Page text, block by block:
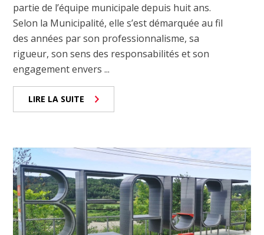
partie de l’équipe municipale depuis huit ans.
Selon la Municipalité, elle s’est démarquée au fil
des années par son professionnalisme, sa
rigueur, son sens des responsabilités et son
engagement envers ...
LIRE LA SUITE